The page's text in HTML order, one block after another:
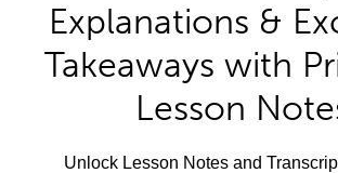
Explanations &
Takeaways with
Lesson
Unlock Lesson Notes and